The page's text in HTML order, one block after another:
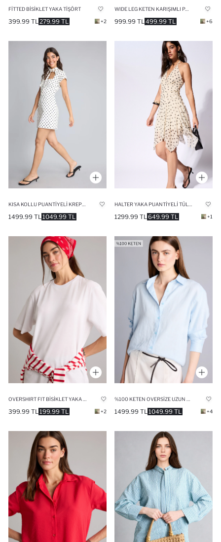
FITTED BISIKLET YAKA TIŞÖRT
279.99 TL
399.99 TL +2
WIDE LEG KETEN KARIŞIMLI PANTOLON
499.99 TL
999.99 TL +6
1049.99 TL
1499.99 TL 649.99 TL
1299.99 TL +1
199.99 TL
399.99 TL +2 1049.99 TL
1499.99 TL +4